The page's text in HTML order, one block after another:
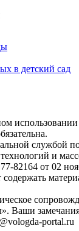
в детский сад
использовании
службой
и
от 02
Ваши
portal.ru